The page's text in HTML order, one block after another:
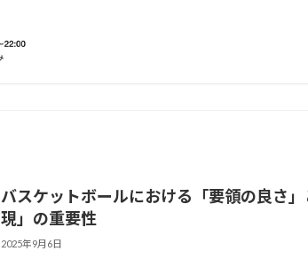
バスケットボールにおける「要領の良さ
現」の重要性
2025年9月6日